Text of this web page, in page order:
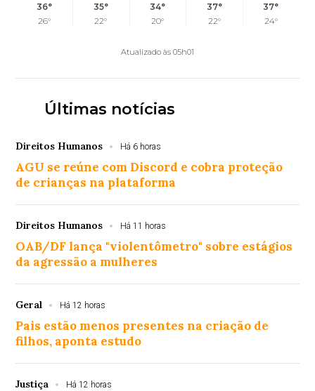
36°
26°
35°
22°
34°
20°
37°
22°
37°
24°
Atualizado às 05h01
Últimas notícias
Direitos Humanos Há 6 horas
AGU se reúne com Discord e cobra proteção
de crianças na plataforma
Direitos Humanos Há 11 horas
OAB/DF lança "violentômetro" sobre estágios
da agressão a mulheres
Geral Há 12 horas
Pais estão menos presentes na criação de
filhos, aponta estudo
Justiça Há 12 horas